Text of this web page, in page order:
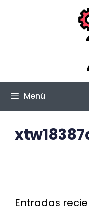
Menú
Entradas